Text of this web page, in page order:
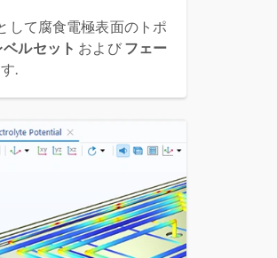
して腐食電極表面のトポ
ベルセット および フェー
.